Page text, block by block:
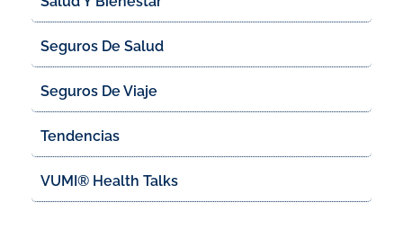
Seguros De Salud
Seguros De Viaje
Tendencias
VUMI® Health Talks